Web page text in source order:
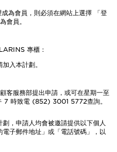
為會員，則必須在網站上選擇 「登
會員。
專櫃：
入本計劃。
客服務部提出申請，或可在星期一至
7 時致電 (852) 3001 5772查詢。
，申請人均會被邀請提供以下個人
子郵件地址」或「電話號碼」，以